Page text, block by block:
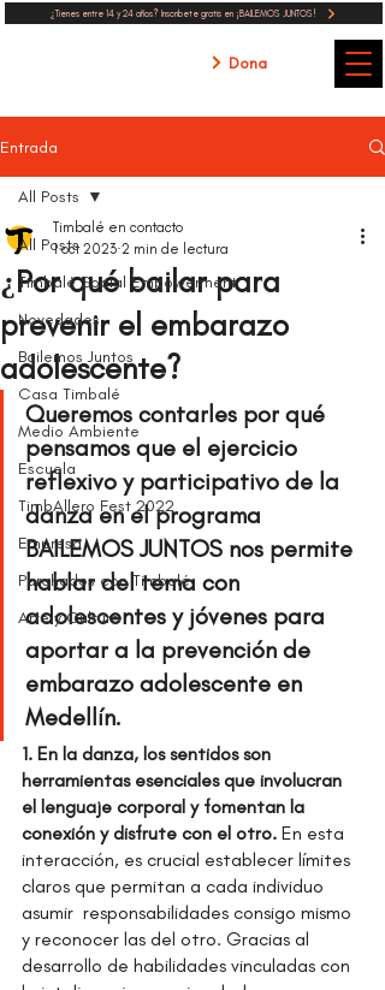
¿Tienes entre 14 y 24 años? Inscribete gratis en ¡BAILEMOS JUNTOS!
Dona
Entrada
All Posts
Timbalé Social Empowerment
Novedades
Bailemos Juntos
Casa Timbalé
Medio Ambiente
Escuela
TimbAllero Fest 2022
Empresa
Parchados con Timbalé
Arte y Cultura
All Posts
¿Por qué bailar para
prevenir el embarazo
adolescente?
Timbalé en contacto
1 oct 2023 2 min de lectura
Queremos contarles por qué
pensamos que el ejercicio
reflexivo y participativo de la
danza en el programa
BAILEMOS JUNTOS nos permite
hablar del tema con
adolescentes y jóvenes para
aportar a la prevención de
embarazo adolescente en
Medellín.
1. En la danza, los sentidos son
herramientas esenciales que involucran
el lenguaje corporal y fomentan la
conexión y disfrute con el otro. En esta
interacción, es crucial establecer límites
claros que permitan a cada individuo
asumir  responsabilidades consigo mismo
y reconocer las del otro. Gracias al
desarrollo de habilidades vinculadas con